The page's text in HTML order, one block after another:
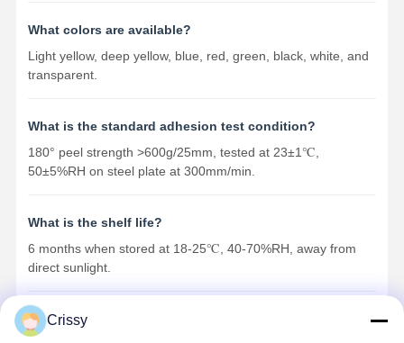
What colors are available?
Light yellow, deep yellow, blue, red, green, black, white, and
transparent.
What is the standard adhesion test condition?
180° peel strength >600g/25mm, tested at 23±1℃,
50±5%RH on steel plate at 300mm/min.
What is the shelf life?
6 months when stored at 18-25℃, 40-70%RH, away from
direct sunlight.
Crissy